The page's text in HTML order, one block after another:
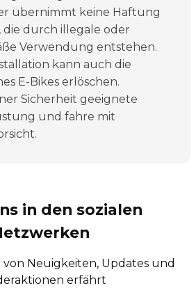
übernimmt keine Haftung
die durch illegale oder
Verwendung entstehen.
kann auch die
E-Bikes erlöschen.
Sicherheit geeignete
und fahre mit
in den sozialen
von Neuigkeiten, Updates und
erfährt